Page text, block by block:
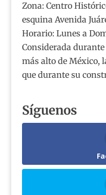
Zona: Centro
esquina Avenida
Horario: Lunes a
Considerada
más alto de México,
que durante su
Síguenos